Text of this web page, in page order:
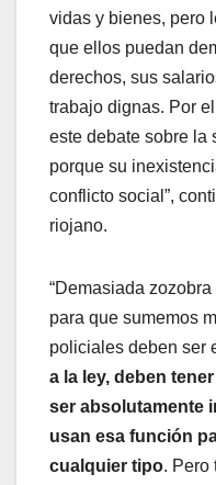
vidas y bienes, pero
que ellos puedan
derechos, sus
trabajo dignas. Por
este debate sobre la
porque su
conflicto social”,
riojano.
“Demasiada
para que sumemos
policiales deben ser
a la ley, deben
ser absolutamente
usan esa función
cualquier tipo. Pero